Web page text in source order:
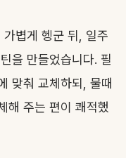
볍게 헹군 뒤, 일주
을 만들었습니다. 필
맞춰 교체하되, 물때
해 주는 편이 쾌적했